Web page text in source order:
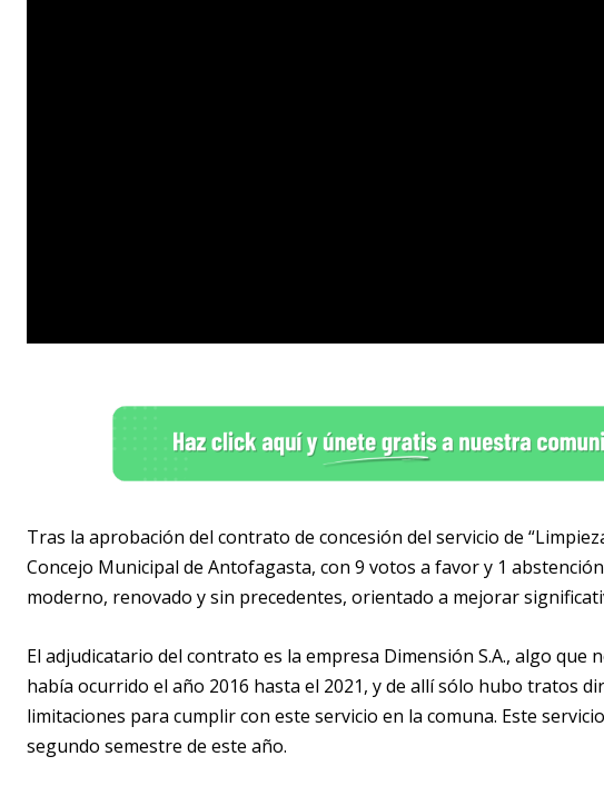
Tras la aprobación del contrato de concesión del servicio de
Concejo Municipal de Antofagasta, con 9 votos a favor y 1
moderno, renovado y sin precedentes, orientado a mejorar
El adjudicatario del contrato es la empresa Dimensión S.A., algo que
había ocurrido el año 2016 hasta el 2021, y de allí sólo hubo tratos
limitaciones para cumplir con este servicio en la comuna. Este
segundo semestre de este año.